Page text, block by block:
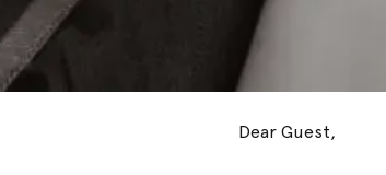
Dear Guest,